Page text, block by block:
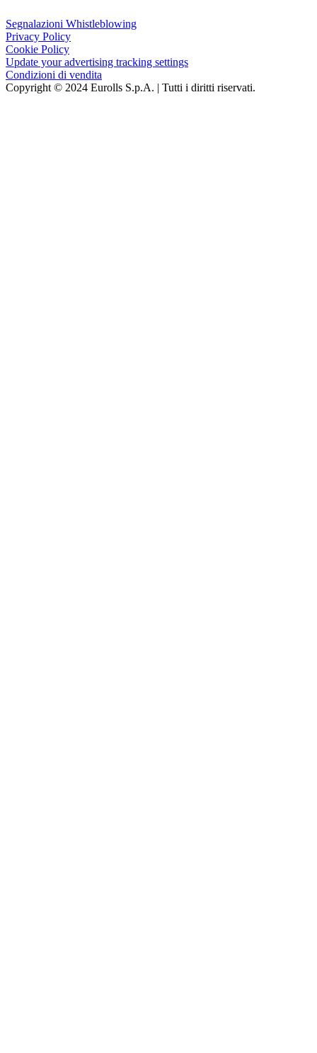
Segnalazioni Whistleblowing
Privacy Policy
Cookie Policy
Update your advertising tracking settings
Condizioni di vendita
Copyright © 2024 Eurolls S.p.A. | Tutti i diritti riservati.